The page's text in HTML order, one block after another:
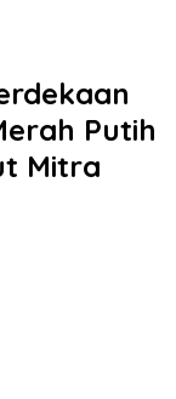
Putih
Mitra